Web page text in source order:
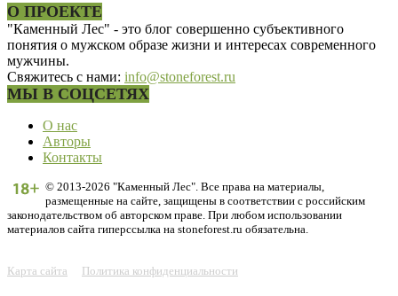
О ПРОЕКТЕ
"Каменный Лес" - это блог совершенно субъективного
понятия о мужском образе жизни и интересах современного
мужчины.
Свяжитесь с нами: info@stoneforest.ru
МЫ В СОЦСЕТЯХ
О нас
Авторы
Контакты
© 2013-2026 "Каменный Лес". Все права на материалы,
размещенные на сайте, защищены в соответствии с российским
законодательством об авторском праве. При любом использовании
материалов сайта гиперссылка на stoneforest.ru обязательна.
Карта сайта Политика конфиденциальности